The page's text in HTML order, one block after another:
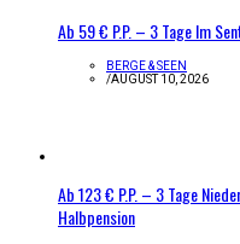
Ab 59 € P.P. – 3 Tage Im
BERGE & SEEN
/AUGUST 10, 2026
Ab 123 € P.P. – 3 Tage
Halbpension